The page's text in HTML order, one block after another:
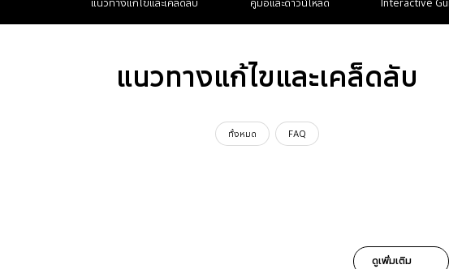
แนวทางแก้ไขและเคล็ดลับ คู่มือและดาวน์โหลด Interactive
แนวทางแก้ไขและเคล็ดลับ
ทั้งหมด FAQ
ดูเพิ่มเติม